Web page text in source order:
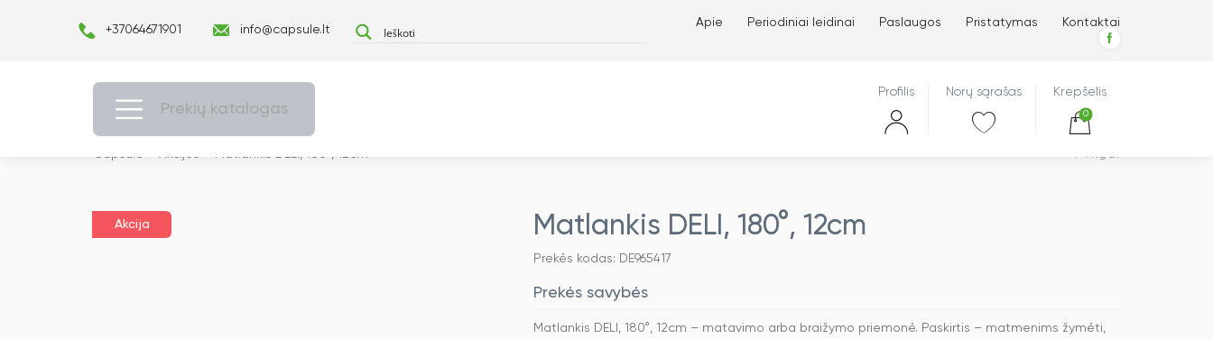
+37064671901 info@capsule.lt
Apie Periodiniai leidinai Paslaugos Pristatymas Kontaktai
Prekių katalogas
Profilis Norų sąrašas Krepšelis
0
Capsulė Akcijos Matlankis DELI, 180°, 12cm Atgal
Akcija Matlankis DELI, 180°, 12cm
Prekės kodas: DE965417
Prekės savybės
Matlankis DELI, 180°, 12cm – matavimo arba braižymo priemonė. Paskirtis – matmenims žymėti,